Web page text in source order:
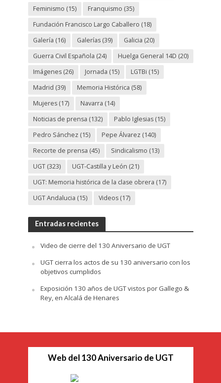
Feminismo (15) Franquismo (35)
Fundación Francisco Largo Caballero (18)
Galería (16) Galerías(39) Galicia (20)
Guerra Civil Española (24) Huelga General 14D (20)
Imágenes(26) Jornada (15) LGTBi (15)
Madrid (39) Memoria Histórica (58)
Mujeres(17) Navarra (14)
Noticias de prensa (132) Pablo Iglesias(15)
Pedro Sánchez (15) Pepe Álvarez (140)
Recorte de prensa (45) Sindicalismo (13)
UGT(323) UGT-Castilla y León (21)
UGT: Memoria histórica de la clase obrera (17)
UGT Andalucia (15) Videos(17)
Entradas recientes
Video de cierre del 130 Aniversario de UGT
UGT cierra los actos de su 130 aniversario con los
objetivos cumplidos
Exposición 130 años de UGT vistos por Gallego &
Rey, en Alcalá de Henares
Web del 130 Aniversario de UGT